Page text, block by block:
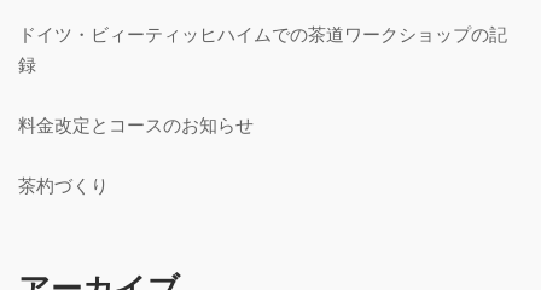
ドイツ・ビィーティッヒハイムでの茶道ワークショップの記
録
料金改定とコースのお知らせ
茶杓づくり